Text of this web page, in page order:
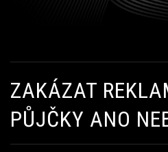
ZAKÁZAT
PŮJČKY ANO